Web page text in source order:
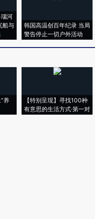
河
船与
韩国高温创百年纪录 当局
警告停止一切户外活动
养
【特别呈现】寻找100种
有意思的生活方式·第一对